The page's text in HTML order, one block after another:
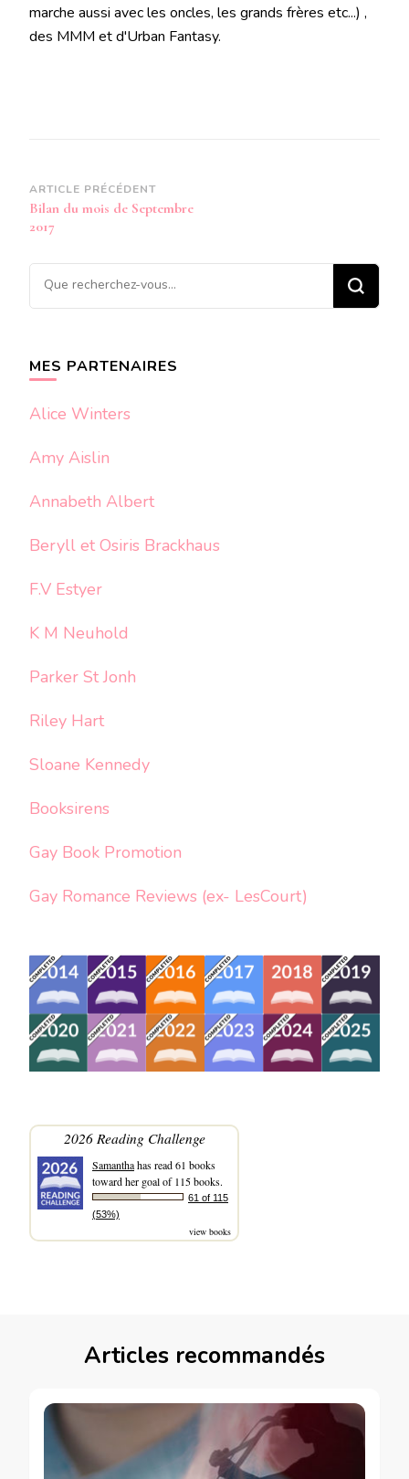
marche aussi avec les oncles, les grands frères etc...) ,
des MMM et d'Urban Fantasy.
Navigation
d’article
ARTICLE PRÉCÉDENT
Bilan du mois de Septembre
2017
Vous
recherchiez
MES PARTENAIRES
Alice Winters
Amy Aislin
Annabeth Albert
Beryll et Osiris Brackhaus
F.V Estyer
K M Neuhold
Parker St Jonh
Riley Hart
Sloane Kennedy
Booksirens
Gay Book Promotion
Gay Romance Reviews (ex- LesCourt)
2026 Reading Challenge
Samanthahas read 61 books
toward her goal of 115 books.
61 of 115
(53%)
view books
Articles recommandés